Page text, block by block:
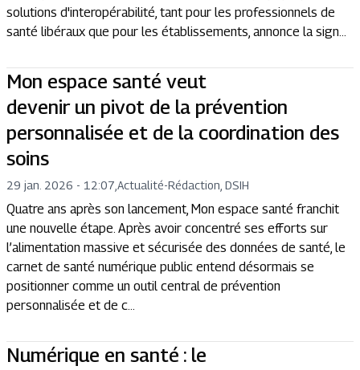
solutions d'interopérabilité, tant pour les professionnels de
santé libéraux que pour les établissements, annonce la sign...
Mon espace santé veut
devenir un pivot de la prévention
personnalisée et de la coordination des
soins
29 jan. 2026 - 12:07 Actualité-Rédaction, DSIH
Quatre ans après son lancement, Mon espace santé franchit
une nouvelle étape. Après avoir concentré ses efforts sur
l’alimentation massive et sécurisée des données de santé, le
carnet de santé numérique public entend désormais se
positionner comme un outil central de prévention
personnalisée et de c...
Numérique en santé : le